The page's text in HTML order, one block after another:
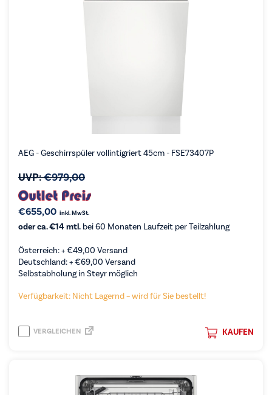
AEG - Geschirrspüler vollintigriert 45cm - FSE73407P
UVP:€979,00
€655,00 inkl. MwSt.
oder ca. €14 mtl. bei 60 Monaten Laufzeit per Teilzahlung
Österreich: +€49,00 Versand
Deutschland: +€69,00 Versand
Selbstabholung in Steyr möglich
Verfügbarkeit: Nicht Lagernd – wird für Sie bestellt!
KAUFEN
VERGLEICHEN